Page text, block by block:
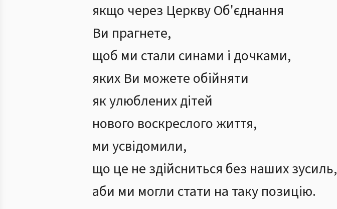
якщо через Церкву Об'єднання
Ви прагнете,
щоб ми стали синами і дочками,
яких Ви можете обійняти
як улюблених дітей
нового воскреслого життя,
ми усвідомили,
що це не здійсниться без наших зусиль,
аби ми могли стати на таку позицію.